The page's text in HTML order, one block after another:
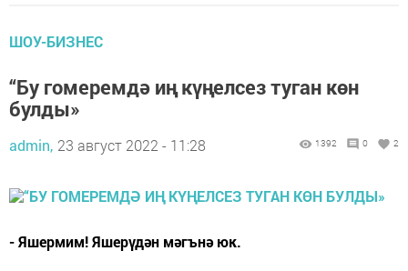
ШОУ-БИЗНЕС
“Бу гомеремдә иң күңелсез туган көн
булды»
admin, 23 август 2022 - 11:28 1392 0 2
- Яшермим! Яшерүдән мәгънә юк.